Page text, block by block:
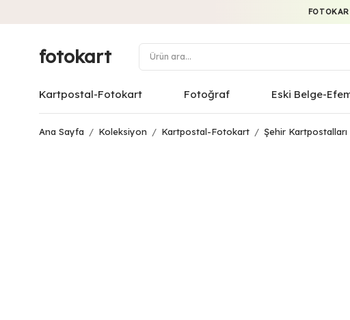
fotokart
Kartpostal-Fotokart Fotoğraf Eski Belge-
Ana Sayfa / Koleksiyon / Kartpostal-Fotokart / Şehir Kartpostalları